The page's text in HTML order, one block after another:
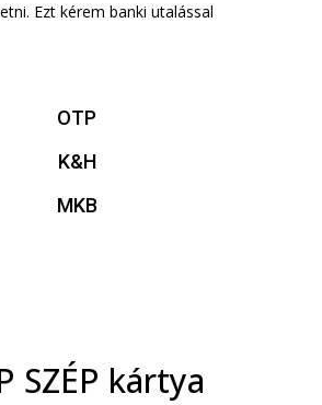
Ezt kérem banki utalással
OTP
K&H
MKB
SZÉP kártya​